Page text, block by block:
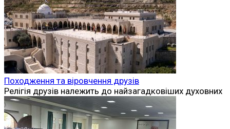
Походження та віровчення друзів
Релігія друзів належить до найзагадковіших духовних